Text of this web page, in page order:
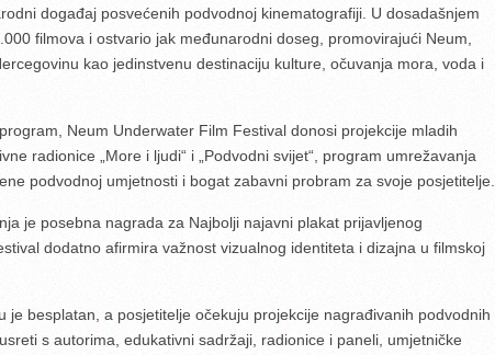
događaj posvećenih podvodnoj kinematografiji. U dosadašnjem
filmova i ostvario jak međunarodni doseg, promovirajući Neum,
kao jedinstvenu destinaciju kulture, očuvanja mora, voda i
Neum Underwater Film Festival donosi projekcije mladih
radionice „More i ljudi“ i „Podvodni svijet“, program umrežavanja
podvodnoj umjetnosti i bogat zabavni probram za svoje posjetitelje.
je posebna nagrada za Najbolji najavni plakat prijavljenog
dodatno afirmira važnost vizualnog identiteta i dizajna u filmskoj
je besplatan, a posjetitelje očekuju projekcije nagrađivanih podvodnih
s autorima, edukativni sadržaji, radionice i paneli, umjetničke